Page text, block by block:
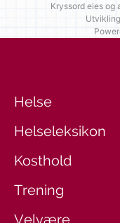
Kryssord eies og
Helse
Helseleksikon
Kosthold
Trening